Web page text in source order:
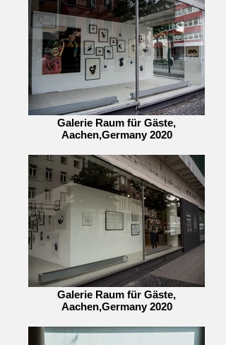
Galerie Raum für Gäste,
Aachen,Germany 2020
Galerie Raum für Gäste,
Aachen,Germany 2020